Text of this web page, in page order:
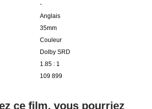
-
Anglais
35mm
Couleur
Dolby SRD
1.85 : 1
109 899
ce film, vous pourriez